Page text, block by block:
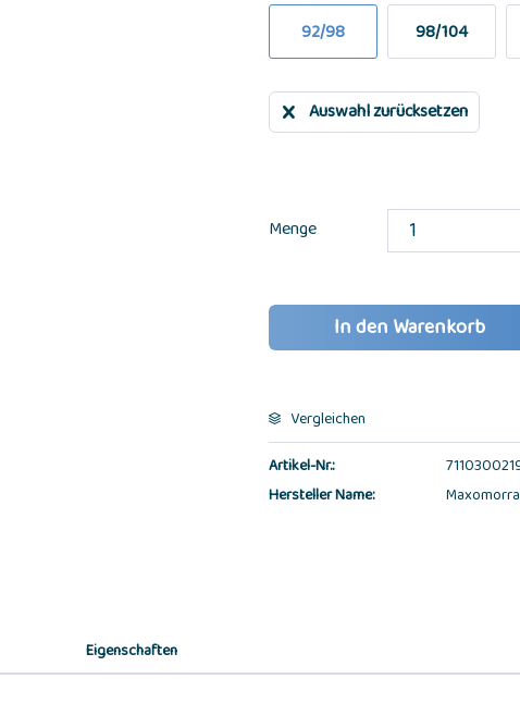
92/98
98/104
Auswahl zurücksetzen
Menge
In den Warenkorb
Vergleichen
Artikel-Nr.:
Hersteller Name:
Maxomorra
Eigenschaften